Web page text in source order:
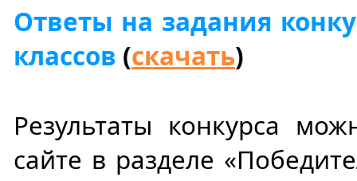
Ответы на задания
классов (скачать)
Результаты конкурса
сайте в разделе